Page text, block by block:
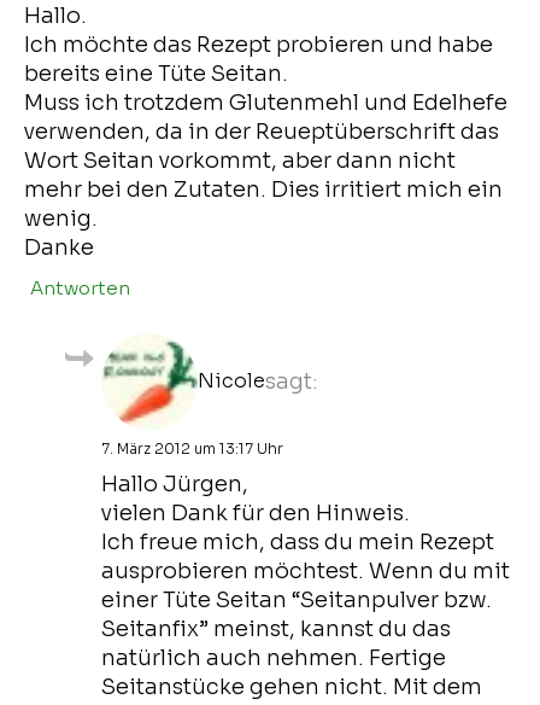
Hallo.
Ich möchte das Rezept probieren und habe
bereits eine Tüte Seitan.
Muss ich trotzdem Glutenmehl und Edelhefe
verwenden, da in der Reueptüberschrift das
Wort Seitan vorkommt, aber dann nicht
mehr bei den Zutaten. Dies irritiert mich ein
wenig.
Danke
Antworten
Nicolesagt:
7. März 2012 um 13:17 Uhr
Hallo Jürgen,
vielen Dank für den Hinweis.
Ich freue mich, dass du mein Rezept
ausprobieren möchtest. Wenn du mit
einer Tüte Seitan “Seitanpulver bzw.
Seitanfix” meinst, kannst du das
natürlich auch nehmen. Fertige
Seitanstücke gehen nicht. Mit dem